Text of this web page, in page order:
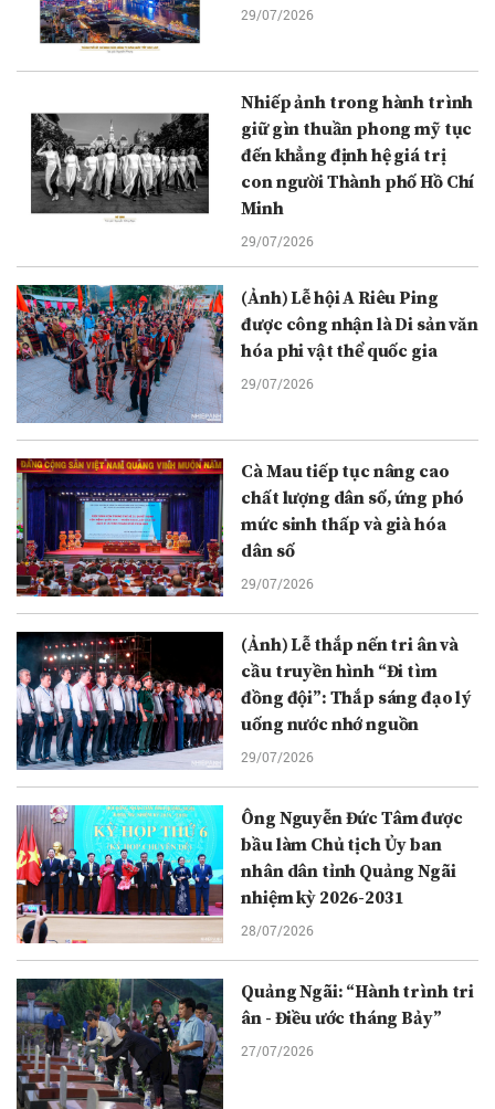
29/07/2026
Nhiếp ảnh trong hành trình
giữ gìn thuần phong mỹ tục
đến khẳng định hệ giá trị
con người Thành phố Hồ Chí
Minh
29/07/2026
(Ảnh) Lễ hội A Riêu Ping
được công nhận là Di sản văn
hóa phi vật thể quốc gia
29/07/2026
Cà Mau tiếp tục nâng cao
chất lượng dân số, ứng phó
mức sinh thấp và già hóa
dân số
29/07/2026
(Ảnh) Lễ thắp nến tri ân và
cầu truyền hình “Đi tìm
đồng đội”: Thắp sáng đạo lý
uống nước nhớ nguồn
29/07/2026
Ông Nguyễn Đức Tâm được
bầu làm Chủ tịch Ủy ban
nhân dân tỉnh Quảng Ngãi
nhiệm kỳ 2026-2031
28/07/2026
Quảng Ngãi: “Hành trình tri
ân - Điều ước tháng Bảy”
27/07/2026